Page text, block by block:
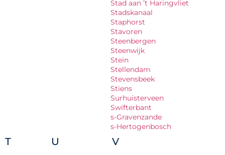
Stad aan ’t Haringvliet
Stadskanaal
Staphorst
Stavoren
Steenbergen
Steenwijk
Stein
Stellendam
Stevensbeek
Stiens
Surhuisterveen
Swifterbant
s-Gravenzande
s-Hertogenbosch
T U V